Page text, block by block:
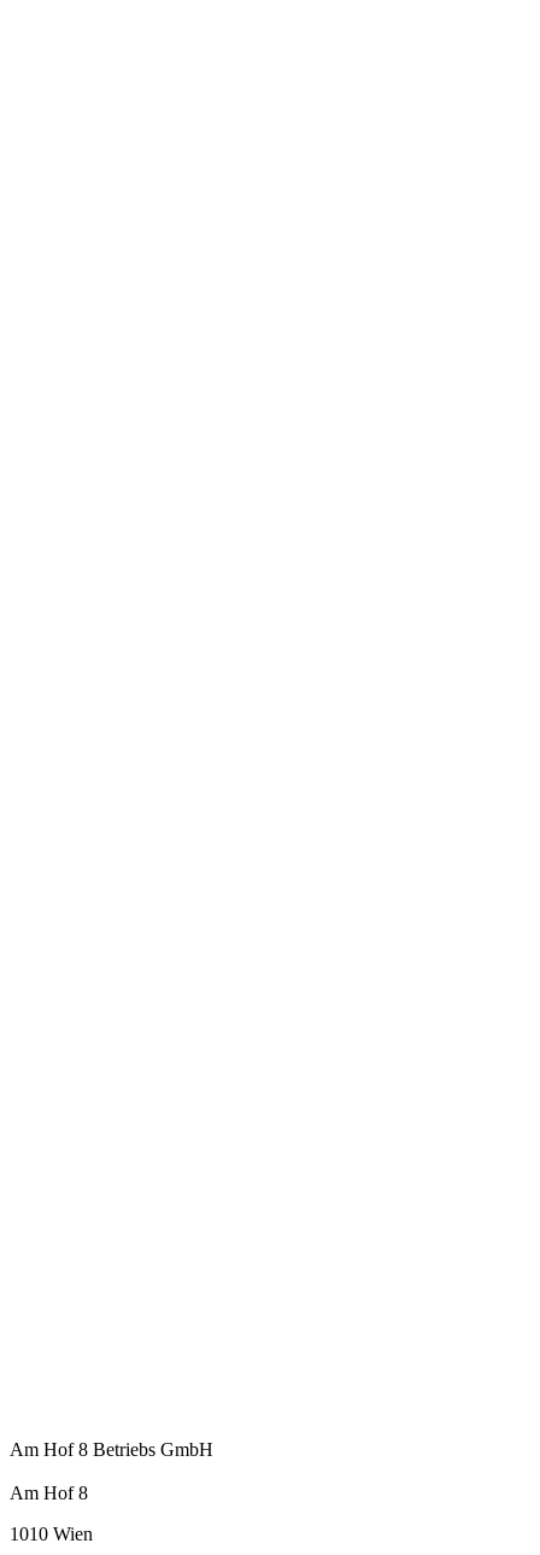
Am Hof 8 Betriebs GmbH
Am Hof 8
1010 Wien